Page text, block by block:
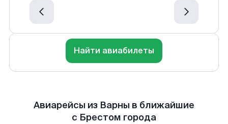
Найти авиабилеты
Авиарейсы из Варны в ближайшие
с Брестом города